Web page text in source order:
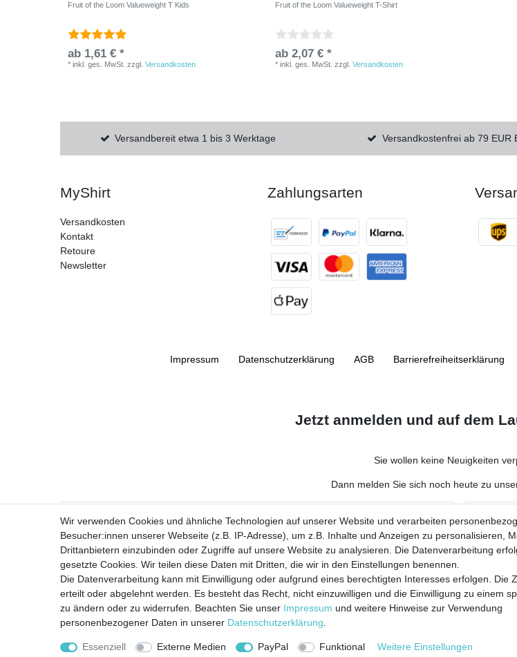
Fruit of the Loom Valueweight T Kids
ab 1,61 € *
*inkl. ges. MwSt. zzgl.Versandkosten
Fruit of the Loom Valueweight T-Shirt
ab 2,07 € *
*inkl. ges. MwSt. zzgl.Versandkosten
Versandbereit etwa 1 bis 3 Werktage Versandkostenfrei ab 79 EUR
MyShirt
Versandkosten
Kontakt
Retoure
Newsletter
Zahlungsarten
Impressum Daten­schutz­erklärung AGB Barrierefreiheitserklärung
Jetzt anmelden und auf dem
Sie wollen keine Neuigkeiten
Dann melden Sie sich noch heute zu
E-MAIL **
Newsletter
Honig
Ich stimme zu, dass meine personenbezogenen Daten genutzt werden, um werbliche E-Mails zu erhalten, und weiß, dass ich dies
Wir verwenden Cookies und ähnliche Technologien auf unserer Website und verarbeiten
Besucher:innen unserer Webseite (z.B. IP-Adresse), um z.B. Inhalte und Anzeigen zu personalisieren,
Drittanbietern einzubinden oder Zugriffe auf unsere Website zu analysieren. Die Datenverarbeitung
gesetzte Cookies. Wir teilen diese Daten mit Dritten, die wir in den Einstellungen benennen.
Die Datenverarbeitung kann mit Einwilligung oder aufgrund eines berechtigten Interesses erfolgen. Die
erteilt oder abgelehnt werden. Es besteht das Recht, nicht einzuwilligen und die Einwilligung zu einem
zu ändern oder zu widerrufen. Beachten Sie unser Impressum und weitere Hinweise zur Verwendung
personenbezogener Daten in unserer Daten­schutz­erklärung
Essenziell Externe Medien PayPal Funktional Weitere Einstellungen